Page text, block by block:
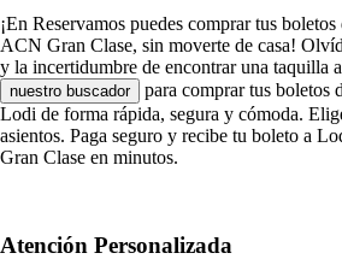
¡En Reservamos puedes comprar tus
ACN Gran Clase, sin moverte de casa!
y la incertidumbre de encontrar una taquilla
nuestro buscador
para comprar tus boletos
Lodi de forma rápida, segura y cómoda.
asientos. Paga seguro y recibe tu boleto a
Gran Clase en minutos.
Atención Personalizada